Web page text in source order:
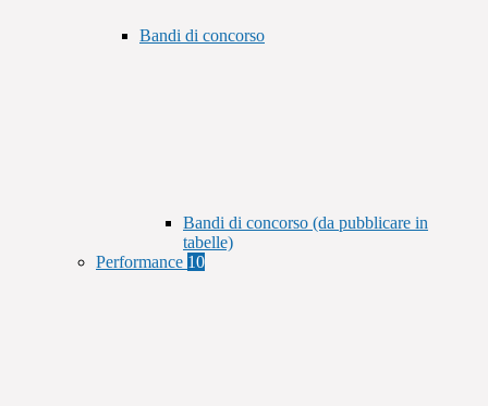
Bandi di concorso
Bandi di concorso (da pubblicare in
tabelle)
Performance 10